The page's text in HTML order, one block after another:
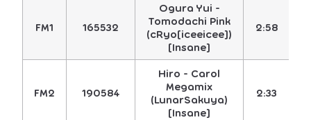
FM1 165532
Ogura Yui -
Tomodachi Pink
(cRyo[iceeicee])
[Insane]
2:58
FM2 190584
Hiro - Carol
Megamix
(LunarSakuya)
[Insane]
2:33